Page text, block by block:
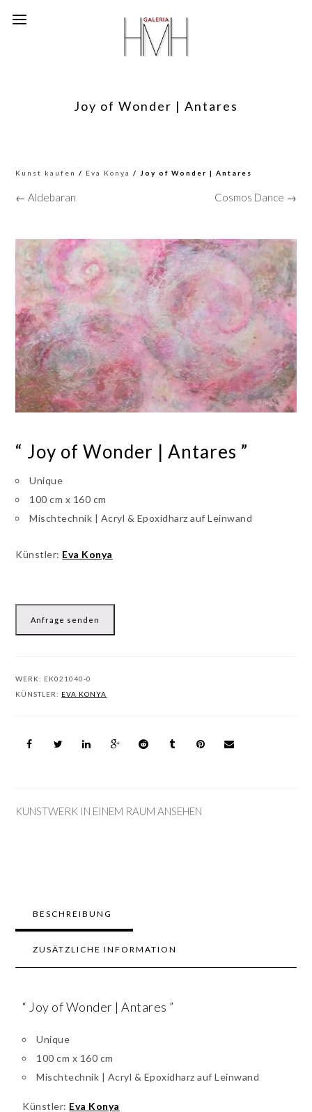
Joy of Wonder | Antares
Kunst kaufen / Eva Konya / Joy of Wonder | Antares
← Aldebaran Cosmos Dance →
“ Joy of Wonder | Antares ”
Unique
100 cm x 160 cm
Mischtechnik | Acryl & Epoxidharz auf Leinwand
Künstler: Eva Konya
Anfrage senden
WERK: EK021040-0
KÜNSTLER: EVA KONYA
KUNSTWERK IN EINEM RAUM ANSEHEN
BESCHREIBUNG
ZUSÄTZLICHE INFORMATION
“ Joy of Wonder | Antares ”
Unique
100 cm x 160 cm
Mischtechnik | Acryl & Epoxidharz auf Leinwand
Künstler: Eva Konya